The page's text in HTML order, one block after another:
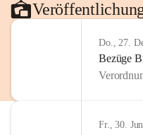
Do., 27.
Bezüge
Fr., 30.